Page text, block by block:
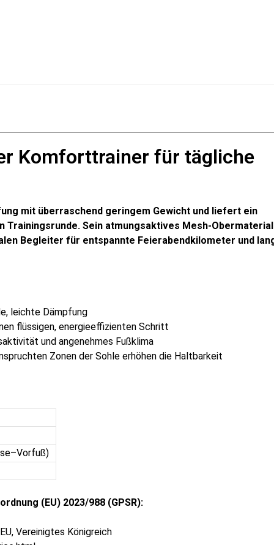
Komforttrainer für tägliche
mit überraschend geringem Gewicht und liefert ein
Sein atmungsaktives Mesh-
Begleiter für entspannte Feierabendkilometer und
leichte Dämpfung
flüssigen, energieeffizienten Schritt
und angenehmes Fußklima
Zonen der Sohle erhöhen die Haltbarkeit
(EU) 2023/988 (GPSR):
Vereinigtes Königreich